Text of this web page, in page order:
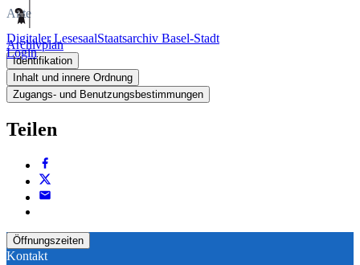
Digitaler LesesaalStaatsarchiv Basel-Stadt
Login
Akte
Archivplan
Identifikation
Inhalt und innere Ordnung
Zugangs- und Benutzungsbestimmungen
Teilen
Öffnungszeiten
Kontakt